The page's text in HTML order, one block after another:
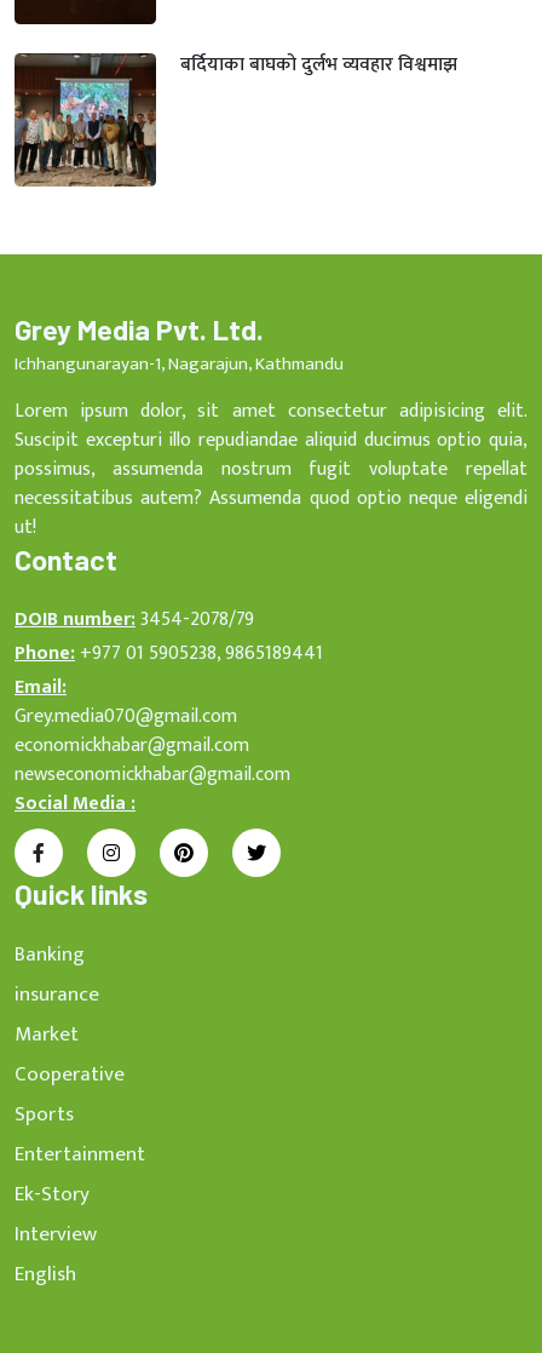
बर्दियाका बाघको दुर्लभ व्यवहार विश्वमाझ
Grey Media Pvt. Ltd.
Ichhangunarayan-1, Nagarajun, Kathmandu
Lorem ipsum dolor, sit amet consectetur adipisicing elit.
Suscipit excepturi illo repudiandae aliquid ducimus optio quia,
possimus, assumenda nostrum fugit voluptate repellat
necessitatibus autem? Assumenda quod optio neque eligendi
ut!
Contact
DOIB number:3454-2078/79
Phone:+977 01 5905238, 9865189441
Email:
Grey.media070@gmail.com
economickhabar@gmail.com
newseconomickhabar@gmail.com
Social Media :
Quick links
Banking
insurance
Market
Cooperative
Sports
Entertainment
Ek-Story
Interview
English